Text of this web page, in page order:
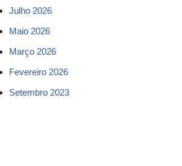
Julho 2026
Maio 2026
Março 2026
Fevereiro 2026
Setembro 2023